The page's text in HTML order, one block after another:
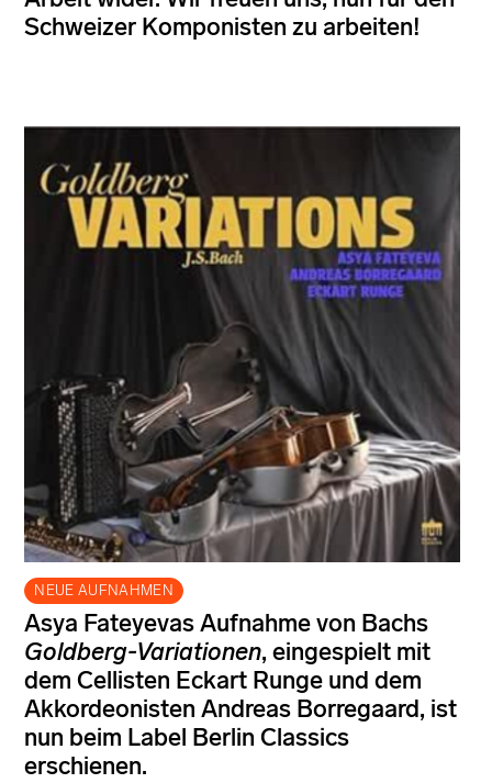
Schweizer Komponisten zu arbeiten!
NEUE AUFNAHMEN
Asya Fateyevas Aufnahme von Bachs
Goldberg-Variationen, eingespielt mit
dem Cellisten Eckart Runge und dem
Akkordeonisten Andreas Borregaard, ist
nun beim Label Berlin Classics
erschienen.